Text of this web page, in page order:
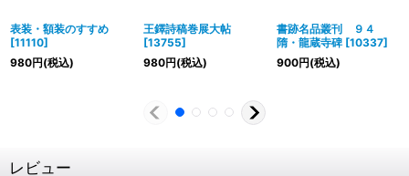
表装・額装のすすめ
[11110]
980円(税込)
王鐸詩稿巻展大帖
[13755]
980円(税込)
書跡名品叢刊 ９４
隋・龍蔵寺碑 [10337]
900円(税込)
レビュー